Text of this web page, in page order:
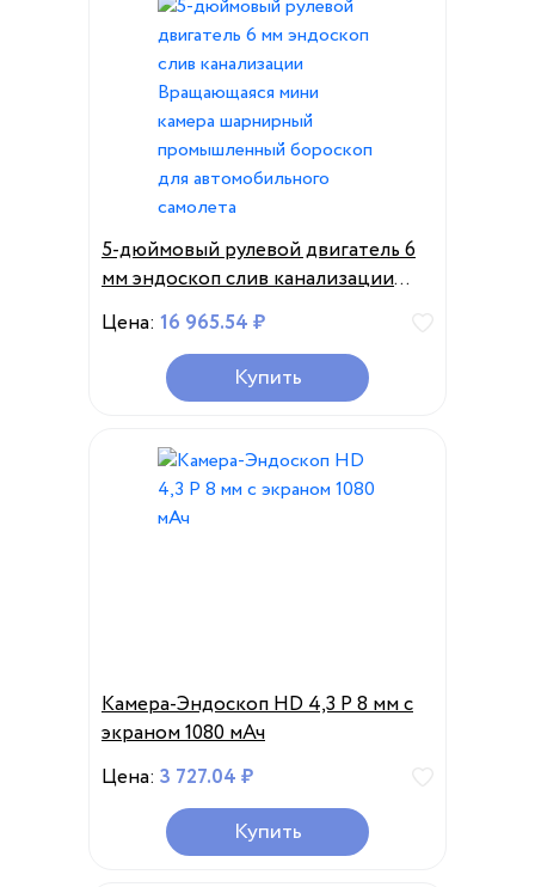
5-дюймовый рулевой двигатель 6
мм эндоскоп слив канализации
Вращающаяся мини камера
шарнирный промышленный
бороскоп для автомобильного
самолета
Цена: 16 965.54 ₽
Купить
Камера-Эндоскоп HD 4,3 P 8 мм с
экраном 1080 мАч
Цена: 3 727.04 ₽
Купить